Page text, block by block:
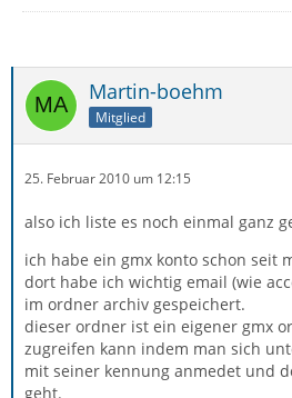
Martin-boehm
Mitglied
25. Februar 2010 um 12:15
also ich liste es noch einmal ganz
ich habe ein gmx konto schon seit
dort habe ich wichtig email (wie
im ordner archiv gespeichert.
dieser ordner ist ein eigener gmx
zugreifen kann indem man sich
mit seiner kennung anmedet und
geht.